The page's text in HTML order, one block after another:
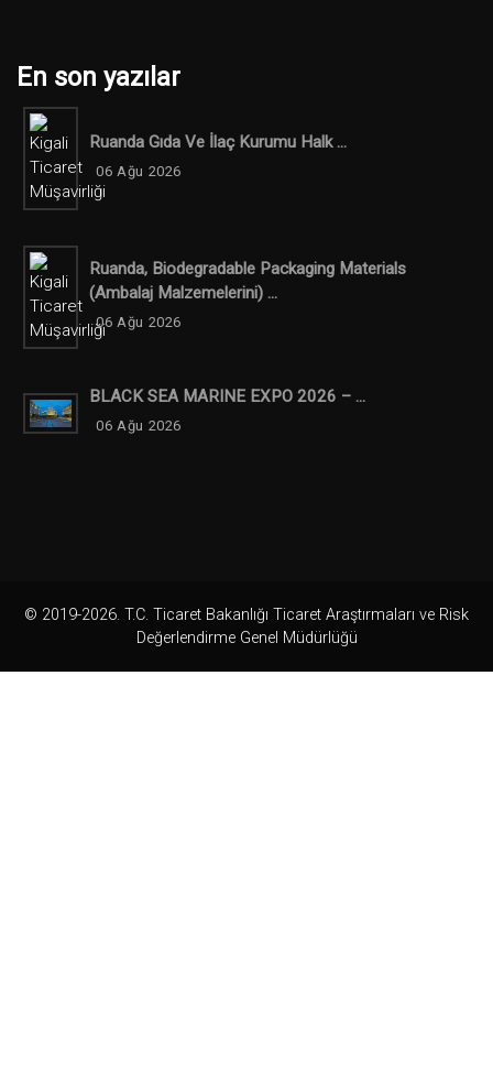
En son yazılar
Ruanda Gıda Ve İlaç Kurumu Halk ...
06 Ağu 2026
Ruanda, Biodegradable Packaging Materials
(ambalaj Malzemelerini) ...
06 Ağu 2026
BLACK SEA MARINE EXPO 2026 – ...
06 Ağu 2026
© 2019-2026. T.C. Ticaret Bakanlığı Ticaret Araştırmaları ve Risk
Değerlendirme Genel Müdürlüğü